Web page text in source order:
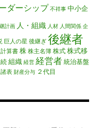
ダーシップ 不祥事 中小企
計画 人・組織 人材 人間関係 企
巨人の星 後継ぎ 後継者
算書 株 株主名簿 株式株式移
組織 経営 経営者統治基盤
表 財産分与 ２代目